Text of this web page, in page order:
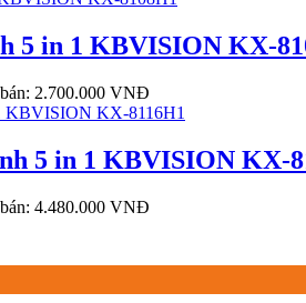
5 in 1 KBVISION KX-
2.700.000 VNĐ
5 in 1 KBVISION KX-
4.480.000 VNĐ